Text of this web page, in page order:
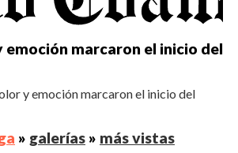
emoción marcaron el inicio del
y emoción marcaron el inicio del
» galerías » más vistas